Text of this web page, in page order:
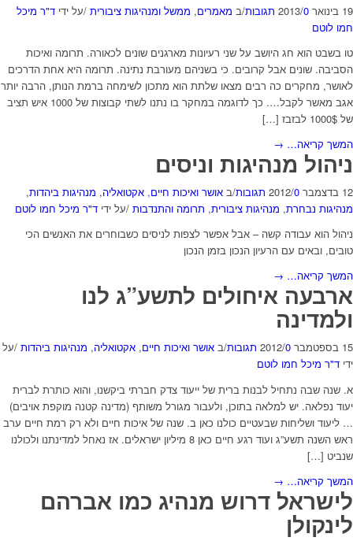
19 בינואר 2013 /0 תגובות /ב מאמרים, ממשל ומנהיגות ציבורית /על ידי ד"ר מיכל
חמו לוטם
טו בשבט הוא חג היושב על שני רעיונות מארגנים שונים לכאורה. תרומה ואיכות
הסביבה. שונים אבל קרובים. כי בשניהם מעורבת נתינה. תרומה היא אחת הדרכים
לאושר, מחקרים כה רבים מצאו שלתת הוא מתכון לשימחה ברמת הנותן, הרבה יותר
אגב מאשר לקבל…. כך לדוגמה במחקר בו נתנו לשתי קבוצות של 1000 איש תציב
של 1000$ לבזבז […]
המשך קריאה… →
ניהול מנהיגות וניסים
12 בדצמבר 2012 /0 תגובות /ב אושר ואיכות חיים, אקטואליה, מנהיגות ביהדות,
מנהיגות נבחרת, מנהיגות ציבורית, תרומה והתנדבות /על ידי ד"ר מיכל חמו לוטם
ניהול הוא עבודה קשה – אבל אפשר לצפות לניסים כשבוחרים את האנשים הכי
טובים, ובאים עם הרעיון הנכון בזמן הנכון
המשך קריאה… →
ארבעה איחולים לתשע”ג לנו
ולמדינה
15 בספטמבר 2012 /0 תגובות /ב אושר ואיכות חיים, אקטואליה, מנהיגות ביהדות /על
ידי ד"ר מיכל חמו לוטם
א. שנה שבה נתחיל לבנות ברית של ייעוד צדק חברתי ביקשנו, והוא כותרת לברית
יעוד נפלאה. יש למלאה בתוכן, ולעבור מגורל משותף (מדינה קטנה מוקפת אויבים)
… ליעוד ושליחות שבעטיים כולנו כאן ב. שנה של איכות חיים ולא רק רמת חיים ערב
ראש השנה תשע”ג ועוד רגע חיים כאן 8 מיליון ישראלים. אז נאחל למדינתנו ולכולנו
שנביט […]
המשך קריאה… →
לישראל דרוש מנהיג כמו אברהם
לינקולן